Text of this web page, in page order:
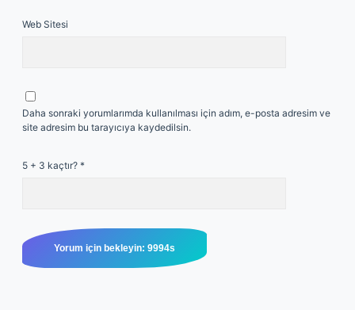
Web Sitesi
Daha sonraki yorumlarımda kullanılması için adım, e-posta adresim ve
site adresim bu tarayıcıya kaydedilsin.
5 + 3 kaçtır? *